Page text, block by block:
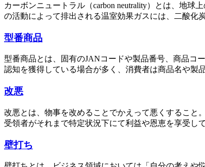
カーボンニュートラル（carbon neutrality）とは、地
の活動によって排出される温室効果ガスには、二酸
型番商品
型番商品とは、固有のJANコードや製品番号、商品コ
認知を獲得している場合が多く、消費者は商品名や
改悪
改悪とは、物事を改めることでかえって悪くすること
受領者がそれまで特定状況下にて利益や恩恵を享受
壁打ち